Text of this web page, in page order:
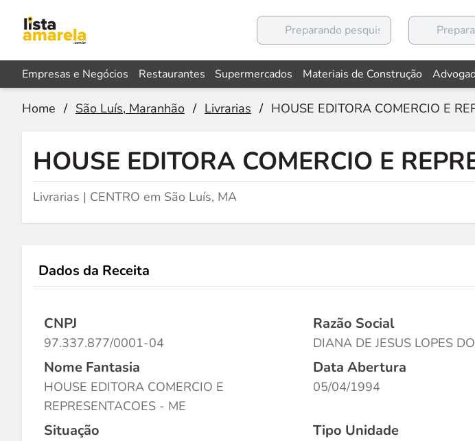
Empresas e Negócios Restaurantes Supermercados Materiais de Construção
Home / São Luís, Maranhão / Livrarias / HOUSE EDITORA COMERCIO E
HOUSE EDITORA COMERCIO E
Livrarias | CENTRO em São Luís, MA
Dados da Receita
CNPJ
97.337.877/0001-04
Razão Social
DIANA DE JESUS LOPES
Nome Fantasia
HOUSE EDITORA COMERCIO E
REPRESENTACOES - ME
Data Abertura
05/04/1994
Situação Tipo Unidade